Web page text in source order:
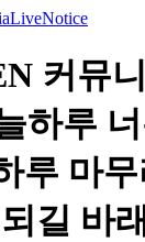
LiveNotice
커뮤
하루
루 마
길 바